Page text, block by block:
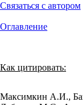
Связаться с автором
Оглавление
Как цитировать:
Максимкин А.И.,